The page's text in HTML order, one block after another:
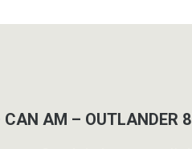
AM – OUTLANDER